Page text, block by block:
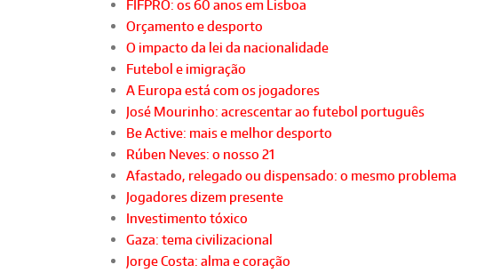
FIFPRO: os 60 anos em Lisboa
Orçamento e desporto
O impacto da lei da nacionalidade
Futebol e imigração
A Europa está com os jogadores
José Mourinho: acrescentar ao futebol português
Be Active: mais e melhor desporto
Rúben Neves: o nosso 21
Afastado, relegado ou dispensado: o mesmo problema
Jogadores dizem presente
Investimento tóxico
Gaza: tema civilizacional
Jorge Costa: alma e coração